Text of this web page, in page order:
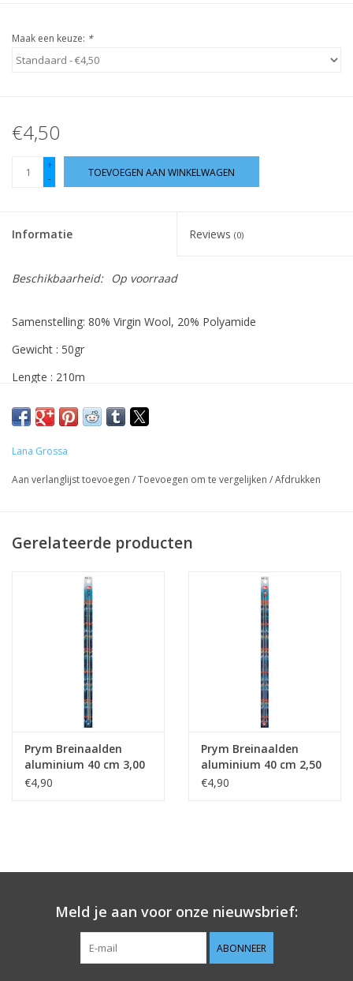
Maak een keuze: *
€4,50
+
-
TOEVOEGEN AAN WINKELWAGEN
Informatie Reviews (0)
Beschikbaarheid: Op voorraad
Samenstelling: 80% Virgin Wool, 20% Polyamide
Gewicht : 50gr
Lengte : 210m
Breinaalden : 2,5 - 3
Lana Grossa
Aan verlanglijst toevoegen /Toevoegen om te vergelijken /Afdrukken
Gerelateerde producten
Prym Breinaalden
aluminium 40 cm 3,00
mm
€4,90
Prym Breinaalden
aluminium 40 cm 2,50
mm
€4,90
Meld je aan voor onze nieuwsbrief:
ABONNEER